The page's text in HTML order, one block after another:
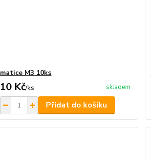
matice M3 10ks
10 Kč/ks skladem
Přidat do košíku